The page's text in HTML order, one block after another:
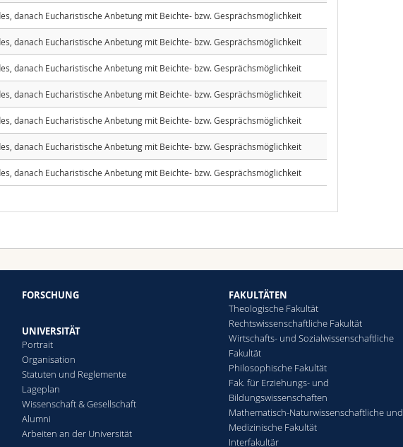
danach Eucharistische Anbetung mit Beichte- bzw. Gesprächsmöglichkeit
danach Eucharistische Anbetung mit Beichte- bzw. Gesprächsmöglichkeit
danach Eucharistische Anbetung mit Beichte- bzw. Gesprächsmöglichkeit
danach Eucharistische Anbetung mit Beichte- bzw. Gesprächsmöglichkeit
danach Eucharistische Anbetung mit Beichte- bzw. Gesprächsmöglichkeit
danach Eucharistische Anbetung mit Beichte- bzw. Gesprächsmöglichkeit
danach Eucharistische Anbetung mit Beichte- bzw. Gesprächsmöglichkeit
FORSCHUNG
UNIVERSITÄT
Portrait
Organisation
Statuten und Reglemente
Lageplan
Wissenschaft & Gesellschaft
Alumni
Arbeiten an der Universität
FAKULTÄTEN
Theologische Fakultät
Rechtswissenschaftliche Fakultät
Wirtschafts- und Sozialwissenschaftliche
Fakultät
Philosophische Fakultät
Fak. für Erziehungs- und
Bildungswissenschaften
Mathematisch-Naturwissenschaftliche und
Medizinische Fakultät
Interfakultär